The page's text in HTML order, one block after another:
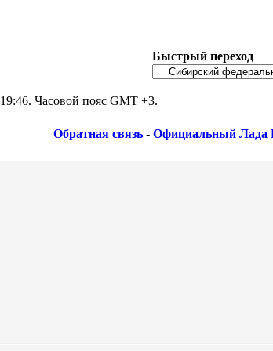
Быстрый переход
19:46. Часовой пояс GMT +3.
Обратная связь - Официальный Лада